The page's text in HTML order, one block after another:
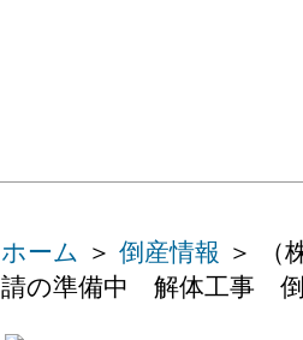
ホーム ＞ 倒産情報 ＞ （
請の準備中 解体工事 倒